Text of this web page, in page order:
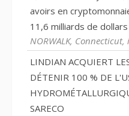
avoirs en
11,6 milliards de dollars
NORWALK,
LINDIAN ACQUIERT
DÉTENIR 100 % DE
SARECO